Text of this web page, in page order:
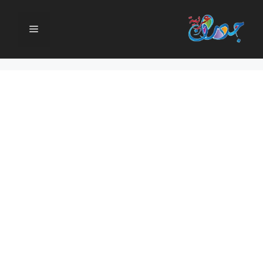
المحتوى
القائمة